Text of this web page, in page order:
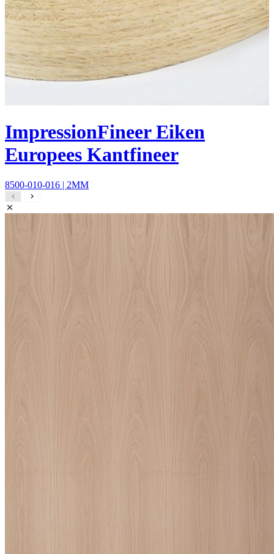
ImpressionFineer Eiken
Europees Kantfineer
8500-010-016 | 2MM